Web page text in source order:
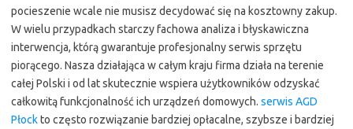
pocieszenie wcale nie musisz decydować się na kosztowny zakup.
W wielu przypadkach starczy fachowa analiza i błyskawiczna
interwencja, którą gwarantuje profesjonalny serwis sprzętu
piorącego. Nasza działająca w całym kraju firma działa na terenie
całej Polski i od lat skutecznie wspiera użytkowników odzyskać
całkowitą funkcjonalność ich urządzeń domowych. serwis AGD
Płockto często rozwiązanie bardziej opłacalne, szybsze i bardziej